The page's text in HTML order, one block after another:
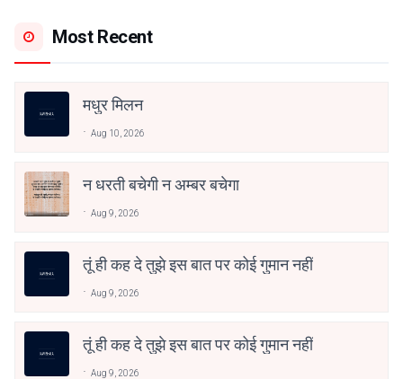
Most Recent
मधुर मिलन
Aug 10, 2026
न धरती बचेगी न अम्बर बचेगा
Aug 9, 2026
तूं ही कह दे तुझे इस बात पर कोई गुमान नहीं
Aug 9, 2026
तूं ही कह दे तुझे इस बात पर कोई गुमान नहीं
Aug 9, 2026